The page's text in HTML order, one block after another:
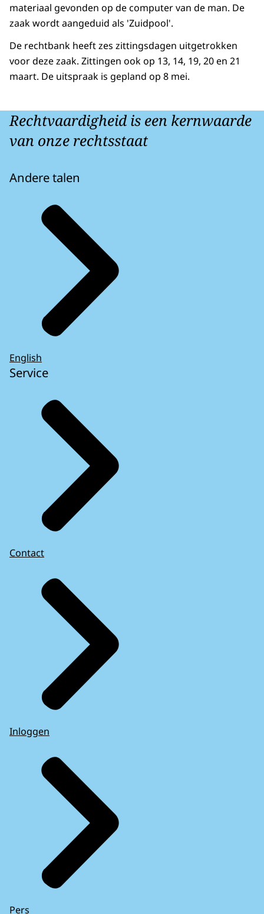
materiaal gevonden op de computer van de man. De
zaak wordt aangeduid als 'Zuidpool'.
De rechtbank heeft zes zittingsdagen uitgetrokken
voor deze zaak. Zittingen ook op 13, 14, 19, 20 en 21
maart. De uitspraak is gepland op 8 mei.
Rechtvaardigheid is een kernwaarde
van onze rechtsstaat
Andere talen
English
Service
Contact
Inloggen
Pers